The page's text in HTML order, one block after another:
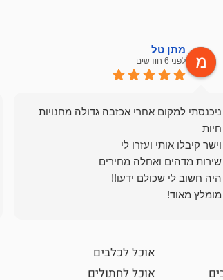
מתן טל
לפני 6 חודשים
ניכנסתי למקום אחרי אכזבה גדולה מחנויות
מומלץ מאוד!
אוכל לכלבים
אוכל לחתולים